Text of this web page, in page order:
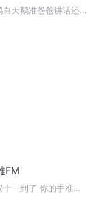
白天鹅准爸爸讲话还有
FM
十一到了 你的手准备